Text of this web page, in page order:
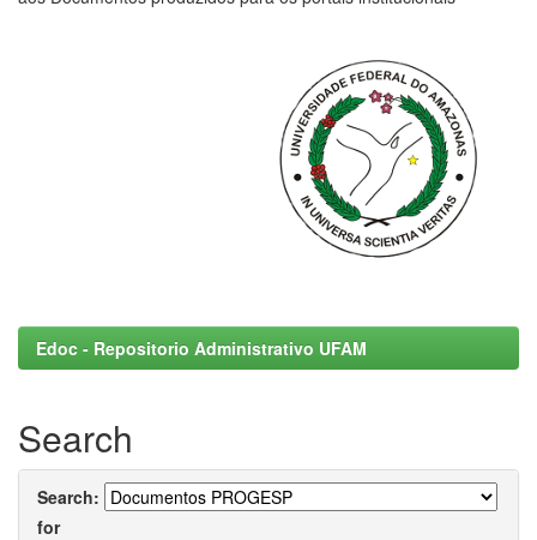
Edoc - Repositorio Administrativo UFAM
Search
Search:
for